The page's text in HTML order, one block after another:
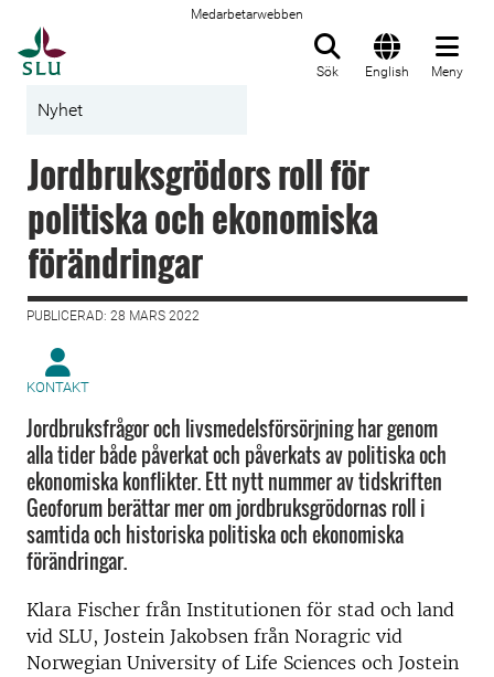
Medarbetarwebben
Sök English Meny
Nyhet
Jordbruksgrödors roll för
politiska och ekonomiska
förändringar
PUBLICERAD: 28 MARS 2022
KONTAKT
Jordbruksfrågor och livsmedelsförsörjning har genom
alla tider både påverkat och påverkats av politiska och
ekonomiska konflikter. Ett nytt nummer av tidskriften
Geoforum berättar mer om jordbruksgrödornas roll i
samtida och historiska politiska och ekonomiska
förändringar.
Klara Fischer från Institutionen för stad och land
vid SLU, Jostein Jakobsen från Noragric vid
Norwegian University of Life Sciences och Jostein